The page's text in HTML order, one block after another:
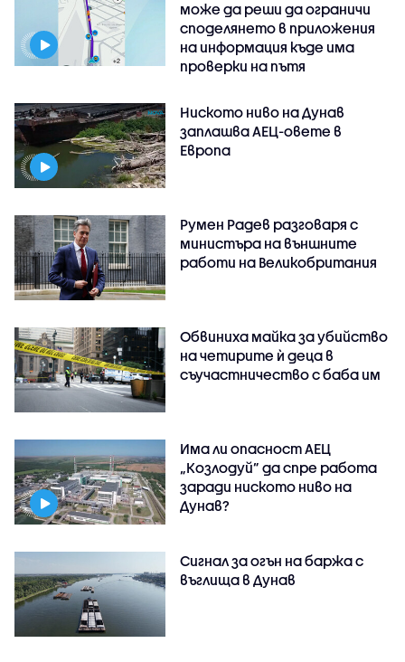
може да реши да ограничи
споделянето в приложения
на информация къде има
проверки на пътя
Ниското ниво на Дунав
заплашва АЕЦ-овете в
Европа
Румен Радев разговаря с
министъра на външните
работи на Великобритания
Обвиниха майка за убийство
на четирите ѝ деца в
съучастничество с баба им
Има ли опасност АЕЦ
„Козлодуй” да спре работа
заради ниското ниво на
Дунав?
Сигнал за огън на баржа с
въглища в Дунав